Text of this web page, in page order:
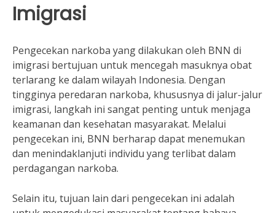
Imigrasi
Pengecekan narkoba yang dilakukan oleh BNN di
imigrasi bertujuan untuk mencegah masuknya obat
terlarang ke dalam wilayah Indonesia. Dengan
tingginya peredaran narkoba, khususnya di jalur-jalur
imigrasi, langkah ini sangat penting untuk menjaga
keamanan dan kesehatan masyarakat. Melalui
pengecekan ini, BNN berharap dapat menemukan
dan menindaklanjuti individu yang terlibat dalam
perdagangan narkoba.
Selain itu, tujuan lain dari pengecekan ini adalah